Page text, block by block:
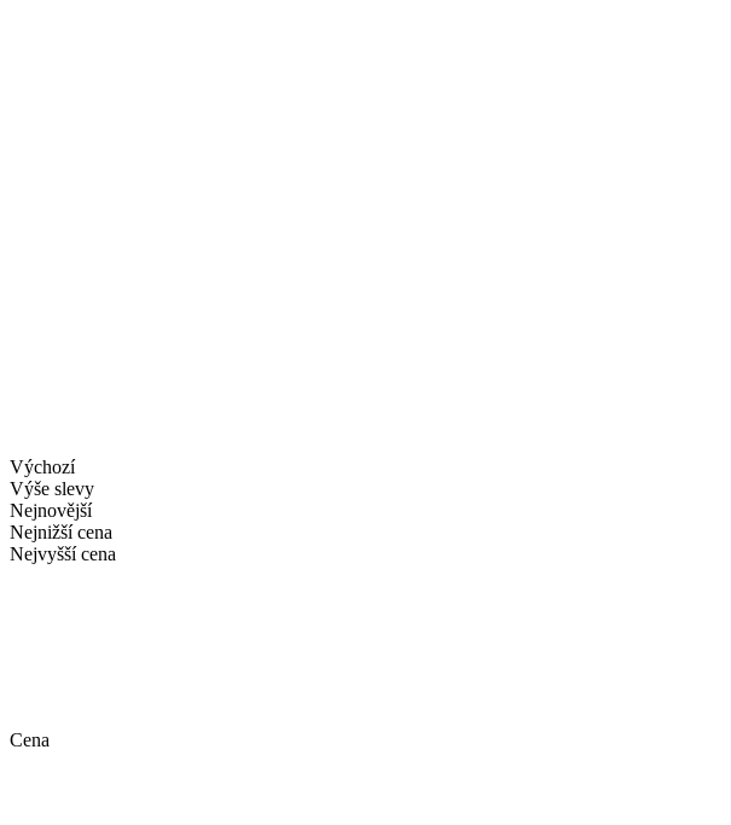
Výchozí
Výše slevy
Nejnovější
Nejnižší cena
Nejvyšší cena
Cena